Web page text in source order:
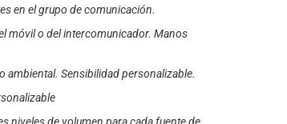
en el grupo de comunicación.
móvil o del intercomunicador. Manos
ambiental. Sensibilidad personalizable.
niveles de volumen para cada fuente de